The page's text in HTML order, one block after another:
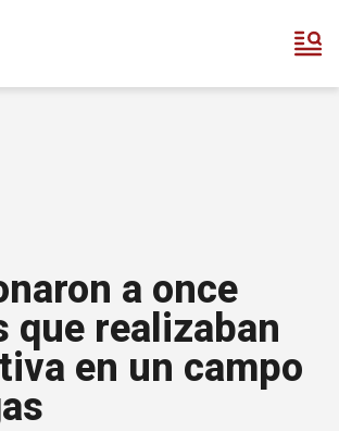
a once
que realizaban
en un campo